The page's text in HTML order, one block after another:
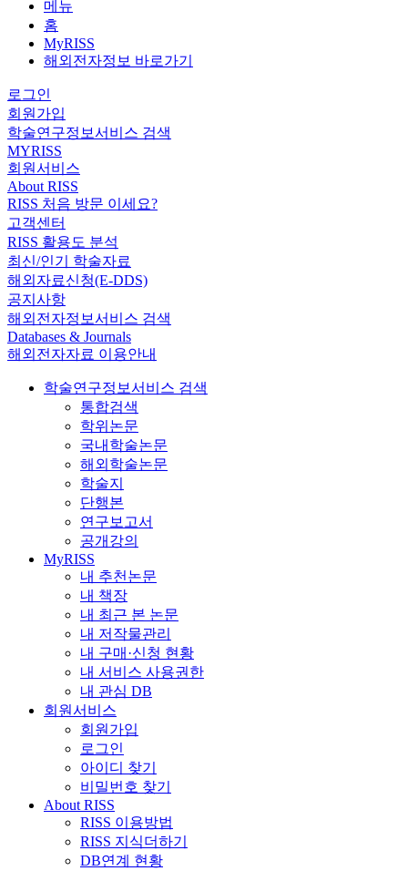
메뉴
홈
MyRISS
해외전자정보 바로가기
로그인
회원가입
학술연구정보서비스 검색
MYRISS
회원서비스
About RISS
RISS 처음 방문 이세요?
고객센터
RISS 활용도 분석
최신/인기 학술자료
해외자료신청(E-DDS)
공지사항
해외전자정보서비스 검색
Databases & Journals
해외전자자료 이용안내
학술연구정보서비스 검색
통합검색
학위논문
국내학술논문
해외학술논문
학술지
단행본
연구보고서
공개강의
MyRISS
내 추천논문
내 책장
내 최근 본 논문
내 저작물관리
내 구매·신청 현황
내 서비스 사용권한
내 관심 DB
회원서비스
회원가입
로그인
아이디 찾기
비밀번호 찾기
About RISS
RISS 이용방법
RISS 지식더하기
DB연계 현황